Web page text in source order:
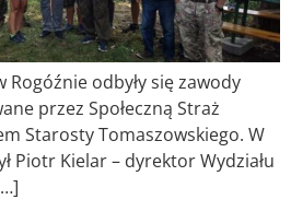
odbyły się zawody
przez Społeczną Straż
Starosty Tomaszowskiego. W
Piotr Kielar – dyrektor Wydziału